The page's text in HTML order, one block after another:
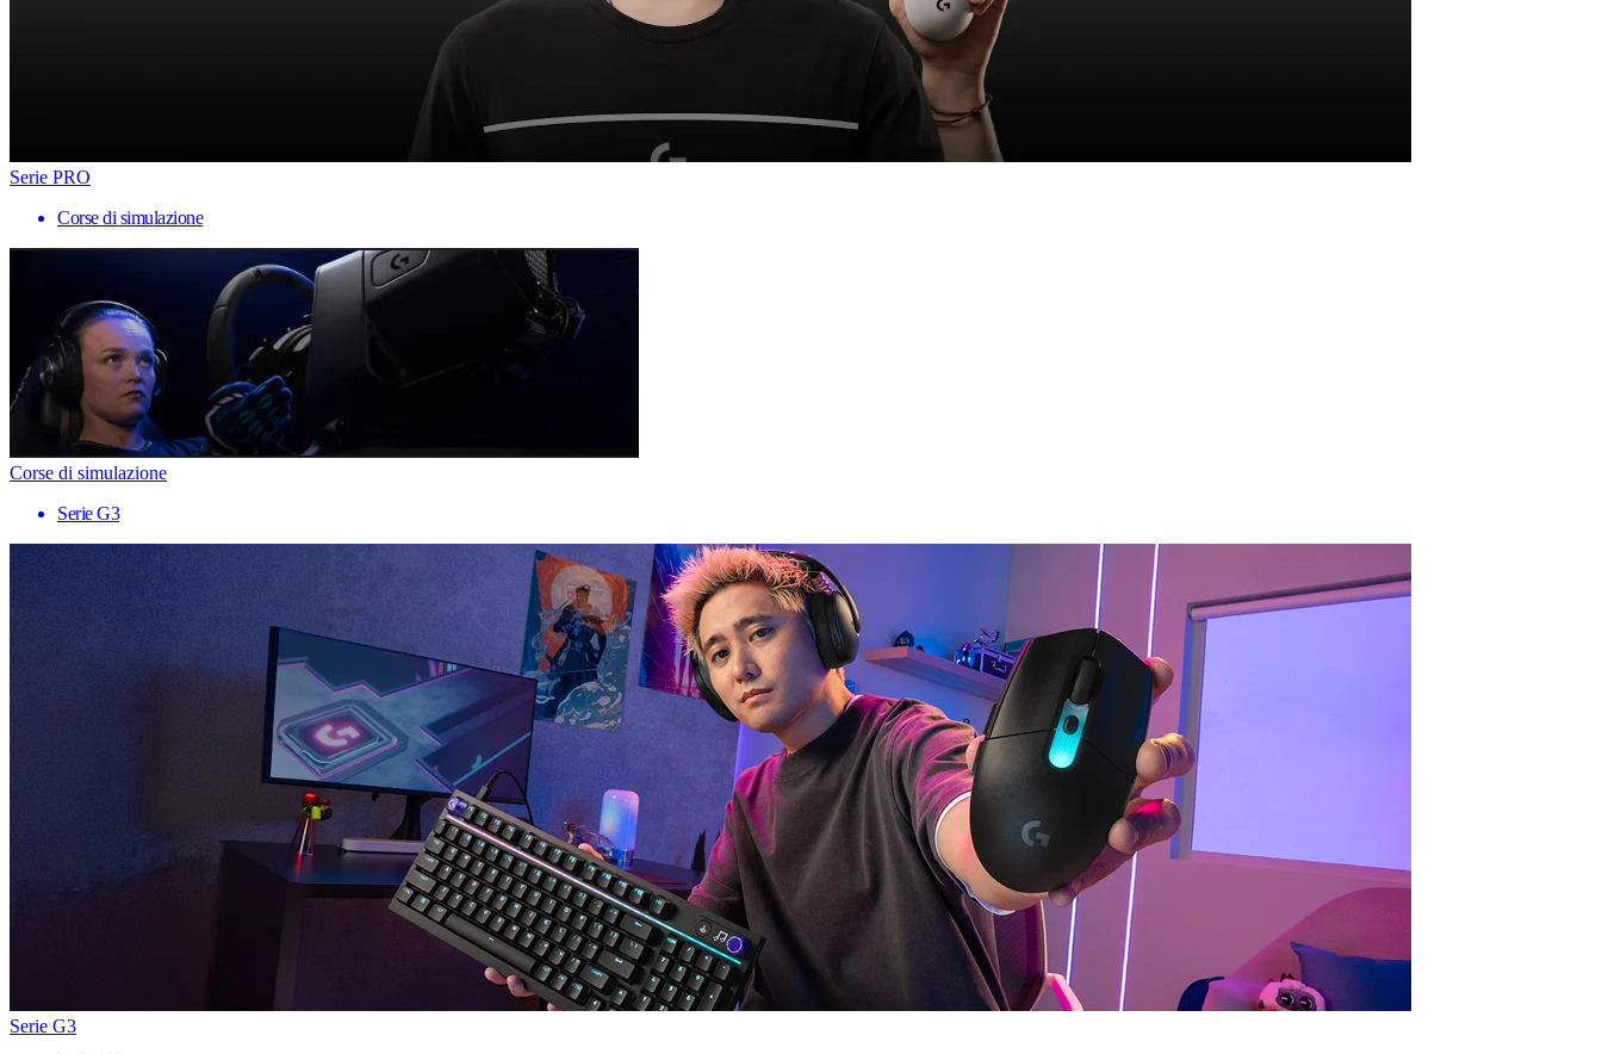
Serie PRO
Corse di simulazione
Corse di simulazione
Serie G3
Serie G3